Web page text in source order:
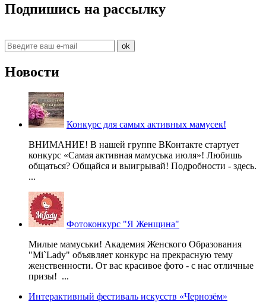
Подпишись на рассылку
ok
Новости
Конкурс для самых активных мамусек!
ВНИМАНИЕ! В нашей группе ВКонтакте стартует
конкурс «Самая активная мамуська июля»! Любишь
общаться? Общайся и выигрывай! Подробности - здесь.
...
Фотоконкурс "Я Женщина"
Милые мамуськи! Академия Женского Образования
"Mi`Lady" объявляет конкурс на прекрасную тему
женственности. От вас красивое фото - с нас отличные
призы! ...
Интерактивный фестиваль искусств «Чернозём»